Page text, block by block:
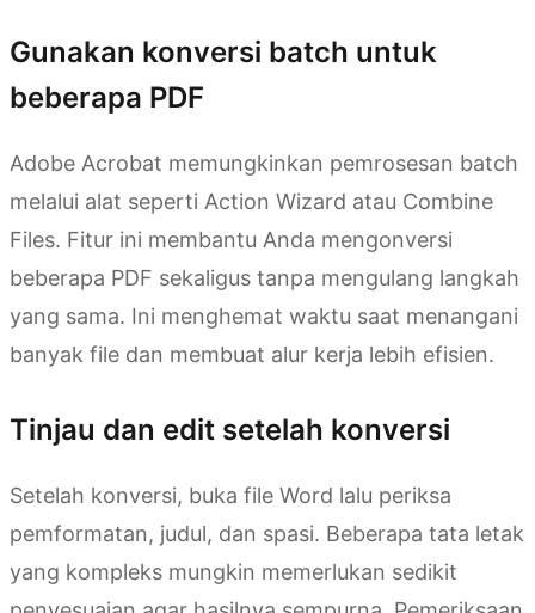
Gunakan konversi batch untuk
beberapa PDF
Adobe Acrobat memungkinkan pemrosesan batch
melalui alat seperti Action Wizard atau Combine
Files. Fitur ini membantu Anda mengonversi
beberapa PDF sekaligus tanpa mengulang langkah
yang sama. Ini menghemat waktu saat menangani
banyak file dan membuat alur kerja lebih efisien.
Tinjau dan edit setelah konversi
Setelah konversi, buka file Word lalu periksa
pemformatan, judul, dan spasi. Beberapa tata letak
yang kompleks mungkin memerlukan sedikit